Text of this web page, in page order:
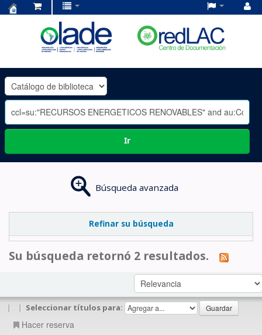
OLADE
-
Ir
Búsqueda avanzada
Refinar su búsqueda
Su búsqueda retornó 2 resultados.
| | Seleccionar títulos para:
Hacer reserva